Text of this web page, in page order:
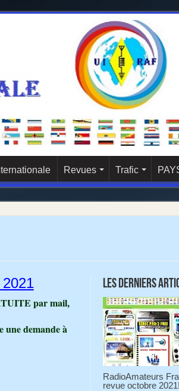
Revues Trafic
Les derniers
RadioAmateurs
revue octobre 2021!
par mail,
une demande à